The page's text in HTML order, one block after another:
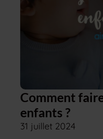
Comment
enfants ?
31 juillet 2024